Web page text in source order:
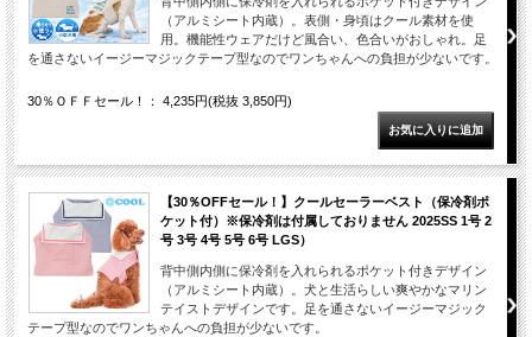
（アルミシート内蔵）。表側・身頃はクール素材を使
用。機能性ウェアだけど風合い、色合いがおしゃれ。足
を通さないイージーマジックテープ型なのでワンちゃんへの負担が少ないです。
30％ＯＦＦセール！： 4,235円(税抜 3,850円)
【30％OFFセール！】クールセーラーベスト（保冷剤ポ
ケット付）※保冷剤は付属しておりません 2025SS 1号 2
号 3号 4号 5号 6号 LGS）
背中側内側に保冷剤を入れられるポケット付きデザイン
（アルミシート内蔵）。犬と生活らしい爽やかなマリン
テイストデザインです。足を通さないイージーマジック
テープ型なのでワンちゃんへの負担が少ないです。